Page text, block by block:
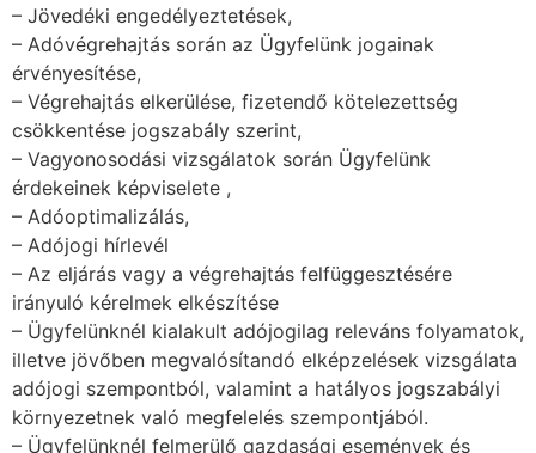
– Jövedéki engedélyeztetések,
– Adóvégrehajtás során az Ügyfelünk jogainak
érvényesítése,
– Végrehajtás elkerülése, fizetendő kötelezettség
csökkentése jogszabály szerint,
– Vagyonosodási vizsgálatok során Ügyfelünk
érdekeinek képviselete ,
– Adóoptimalizálás,
– Adójogi hírlevél
– Az eljárás vagy a végrehajtás felfüggesztésére
irányuló kérelmek elkészítése
– Ügyfelünknél kialakult adójogilag releváns folyamatok,
illetve jövőben megvalósítandó elképzelések vizsgálata
adójogi szempontból, valamint a hatályos jogszabályi
környezetnek való megfelelés szempontjából.
– Ügyfelünknél felmerülő gazdasági események és